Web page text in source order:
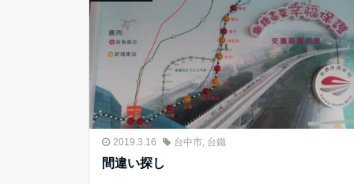
2019.3.16 台中市, 台鐵
間違い探し